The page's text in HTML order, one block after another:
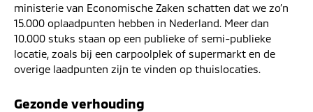
ministerie van Economische Zaken schatten dat we zo’n
15.000 oplaadpunten hebben in Nederland. Meer dan
10.000 stuks staan op een publieke of semi-publieke
locatie, zoals bij een carpoolplek of supermarkt en de
overige laadpunten zijn te vinden op thuislocaties.
Gezonde verhouding